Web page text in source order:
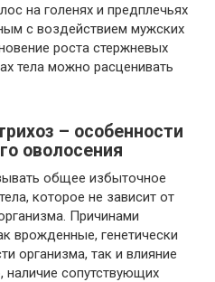
на голенях и предплечьях
с воздействием мужских
роста стержневых
тела можно расценивать
– особенности
оволосения
общее избыточное
которое не зависит от
Причинами
врожденные, генетически
организма, так и влияние
наличие сопутствующих